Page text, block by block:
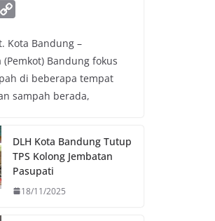
W
p
y
L
i
k
Kota Bandung –
Bandung fokus
di beberapa tempat
sampah berada,
DLH Kota Bandung Tutup
TPS Kolong Jembatan
Pasupati
18/11/2025